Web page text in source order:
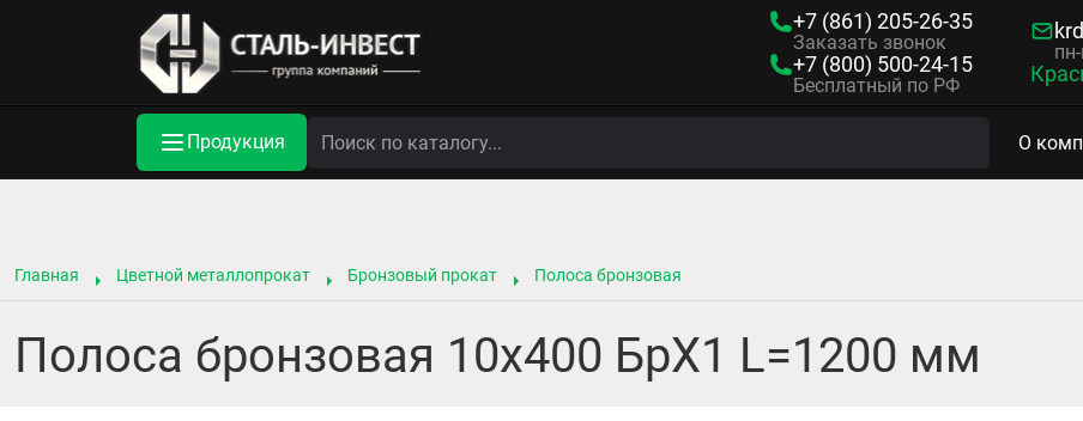
+7 (861) 205-26-35
Заказать звонок
+7 (800) 500-24-15
Бесплатный по РФ
Продукция О
Главная Цветной металлопрокат Бронзовый прокат Полоса бронзовая
Полоса бронзовая 10х400 БрХ1 L=1200 мм